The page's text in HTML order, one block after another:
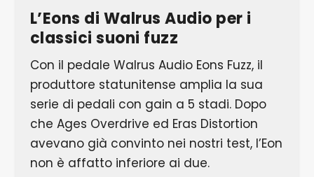
L’Eons di Walrus Audio per i
classici suoni fuzz
Con il pedale Walrus Audio Eons Fuzz, il
produttore statunitense amplia la sua
serie di pedali con gain a 5 stadi. Dopo
che Ages Overdrive ed Eras Distortion
avevano già convinto nei nostri test, l’Eon
non è affatto inferiore ai due.